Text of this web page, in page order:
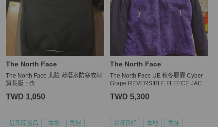
The North Face
The North Face 北臉 薄潛水防寒衣材
質長版上衣
TWD 1,050
近新閒置品 本地 免運
The North Face
The North Face UE 秋冬膠囊 Cyber
Grape REVERSIBLE FLEECE JACK
TWD 5,300
狀況良好 本地 免運